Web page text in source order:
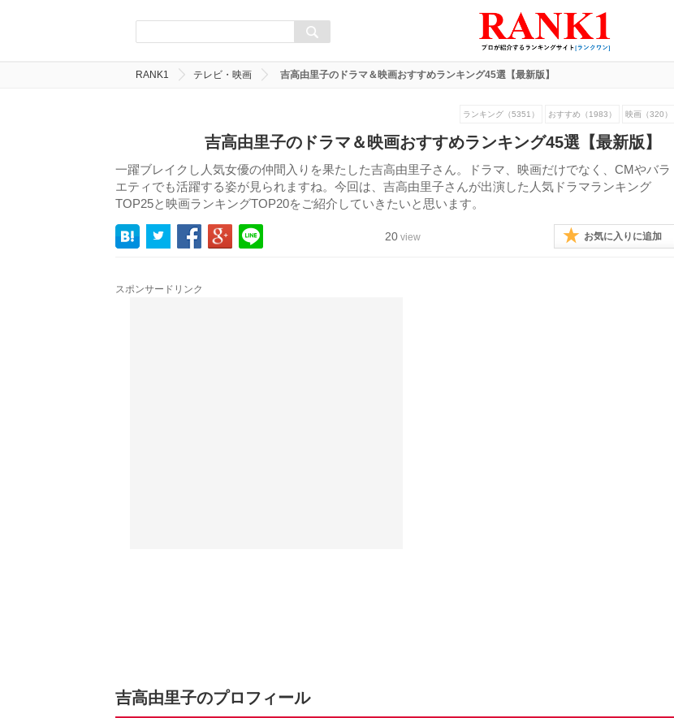
RANK1 テレビ・映画 吉高由里子のドラマ＆映画おすすめランキング45選【最新版】
ランキング（5351） おすすめ（1983） 映画（320）
吉高由里子のドラマ＆映画おすすめランキング45選【最新版】
一躍ブレイクし人気女優の仲間入りを果たした吉高由里子さん。ドラマ、映画だけでなく、CMやバラ
エティでも活躍する姿が見られますね。今回は、吉高由里子さんが出演した人気ドラマランキング
TOP25と映画ランキングTOP20をご紹介していきたいと思います。
20 view お気に入りに追加
スポンサードリンク
吉高由里子のプロフィール